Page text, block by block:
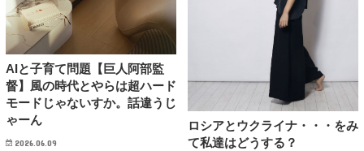
AIと子育て問題【巨人阿部監
督】風の時代とやらは超ハード
モードじゃないすか。話違うじ
ゃーん
2026.06.09
ロシアとウクライナ・・・をみ
て私達はどうする？